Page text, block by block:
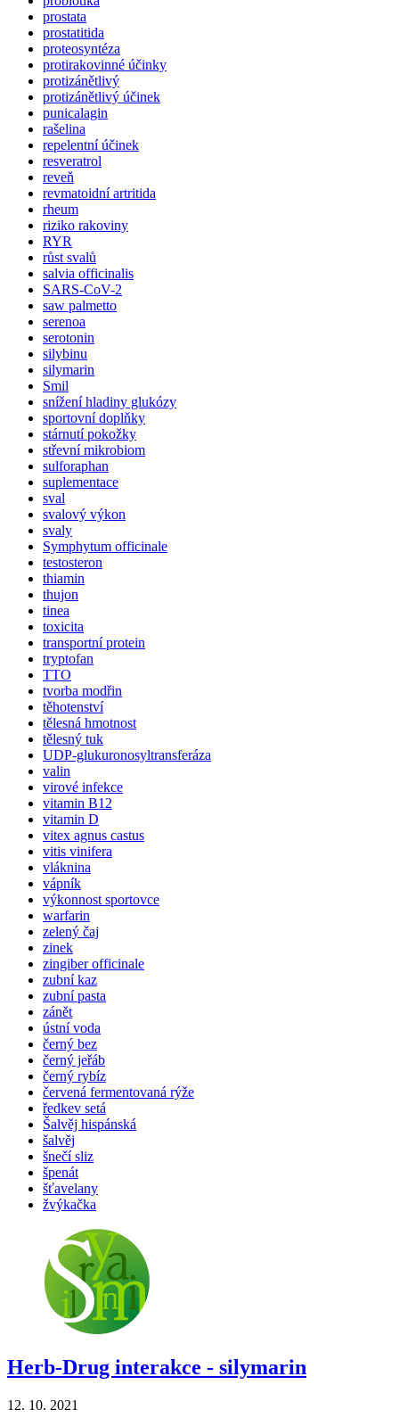
prostata
prostatitida
proteosyntéza
protirakovinné účinky
protizánětlivý
protizánětlivý účinek
punicalagin
rašelina
repelentní účinek
resveratrol
reveň
revmatoidní artritida
rheum
riziko rakoviny
RYR
růst svalů
salvia officinalis
SARS-CoV-2
saw palmetto
serenoa
serotonin
silybinu
silymarin
Smil
snížení hladiny glukózy
sportovní doplňky
stárnutí pokožky
střevní mikrobiom
sulforaphan
suplementace
sval
svalový výkon
svaly
Symphytum officinale
testosteron
thiamin
thujon
tinea
toxicita
transportní protein
tryptofan
TTO
tvorba modřin
těhotenství
tělesná hmotnost
tělesný tuk
UDP-glukuronosyltransferáza
valin
virové infekce
vitamin B12
vitamin D
vitex agnus castus
vitis vinifera
vláknina
vápník
výkonnost sportovce
warfarin
zelený čaj
zinek
zingiber officinale
zubní kaz
zubní pasta
zánět
ústní voda
černý bez
černý jeřáb
černý rybíz
červená fermentovaná rýže
ředkev setá
Šalvěj hispánská
šalvěj
šnečí sliz
špenát
šťavelany
žvýkačka
Herb-Drug interakce - silymarin
12. 10. 2021